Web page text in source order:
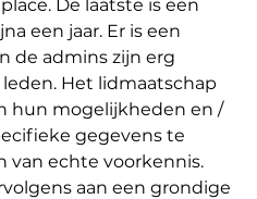
De laatste is een
een jaar. Er is een
de admins zijn erg
Het lidmaatschap
hun mogelijkheden en /
gegevens te
van echte voorkennis.
aan een grondige